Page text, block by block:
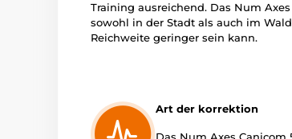
Training ausreichend. Das Num
sowohl in der Stadt als auch im
Reichweite geringer sein kann.
Art der korrektion